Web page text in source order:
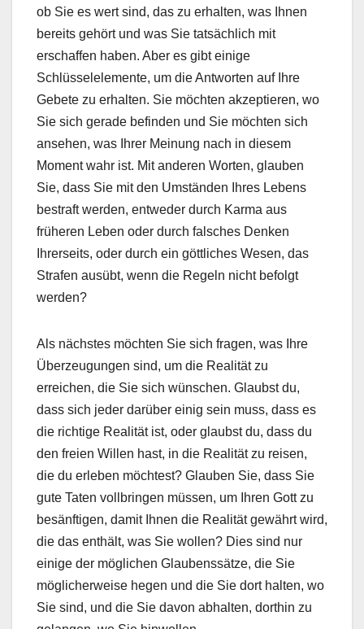
ob Sie es wert sind, das zu erhalten, was Ihnen
bereits gehört und was Sie tatsächlich mit
erschaffen haben. Aber es gibt einige
Schlüsselelemente, um die Antworten auf Ihre
Gebete zu erhalten. Sie möchten akzeptieren, wo
Sie sich gerade befinden und Sie möchten sich
ansehen, was Ihrer Meinung nach in diesem
Moment wahr ist. Mit anderen Worten, glauben
Sie, dass Sie mit den Umständen Ihres Lebens
bestraft werden, entweder durch Karma aus
früheren Leben oder durch falsches Denken
Ihrerseits, oder durch ein göttliches Wesen, das
Strafen ausübt, wenn die Regeln nicht befolgt
werden?
Als nächstes möchten Sie sich fragen, was Ihre
Überzeugungen sind, um die Realität zu
erreichen, die Sie sich wünschen. Glaubst du,
dass sich jeder darüber einig sein muss, dass es
die richtige Realität ist, oder glaubst du, dass du
den freien Willen hast, in die Realität zu reisen,
die du erleben möchtest? Glauben Sie, dass Sie
gute Taten vollbringen müssen, um Ihren Gott zu
besänftigen, damit Ihnen die Realität gewährt wird,
die das enthält, was Sie wollen? Dies sind nur
einige der möglichen Glaubenssätze, die Sie
möglicherweise hegen und die Sie dort halten, wo
Sie sind, und die Sie davon abhalten, dorthin zu